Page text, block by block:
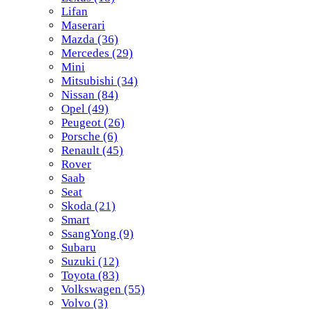
Lifan
Maserari
Mazda (36)
Mercedes (29)
Mini
Mitsubishi (34)
Nissan (84)
Opel (49)
Peugeot (26)
Porsche (6)
Renault (45)
Rover
Saab
Seat
Skoda (21)
Smart
SsangYong (9)
Subaru
Suzuki (12)
Toyota (83)
Volkswagen (55)
Volvo (3)